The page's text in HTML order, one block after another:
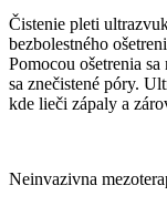
Čistenie pleti
bezbolestného
Pomocou ošetrenia
sa znečistené póry.
kde lieči zápaly a
Neinvazivna